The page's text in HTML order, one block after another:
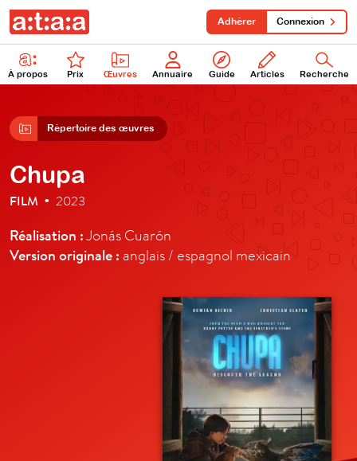
À propos Prix Œuvres Annuaire Guide Articles Recherche
Adhérer Connexion
Répertoire des œuvres
Chupa
FILM • 2023
Réalisation :Jonás Cuarón
Version originale : anglais / espagnol mexicain